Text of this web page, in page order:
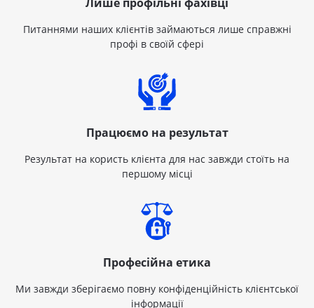
Питаннями наших клієнтів займаються лише справжні
профі в своїй сфері
Працюємо на результат
Результат на користь клієнта для нас завжди стоїть на
першому місці
Професійна етика
Ми завжди зберігаємо повну конфіденційність клієнтської
інформації